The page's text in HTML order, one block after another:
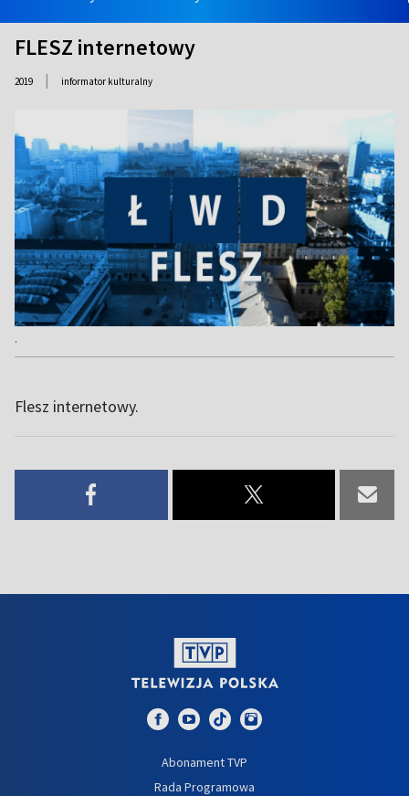
FLESZ internetowy
2019 | informator kulturalny
.
Flesz internetowy.
Abonament TVP
Rada Programowa